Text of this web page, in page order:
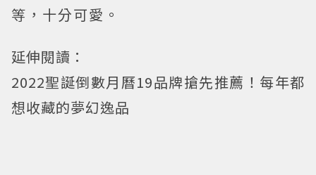
等，十分可愛。
延伸閱讀：
2022聖誕倒數月曆19品牌搶先推薦！每年都
想收藏的夢幻逸品